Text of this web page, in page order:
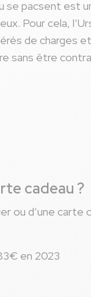
se pacsent
Pour cela,
de charges
sans être
cadeau ?
ou d’une carte
en 2023